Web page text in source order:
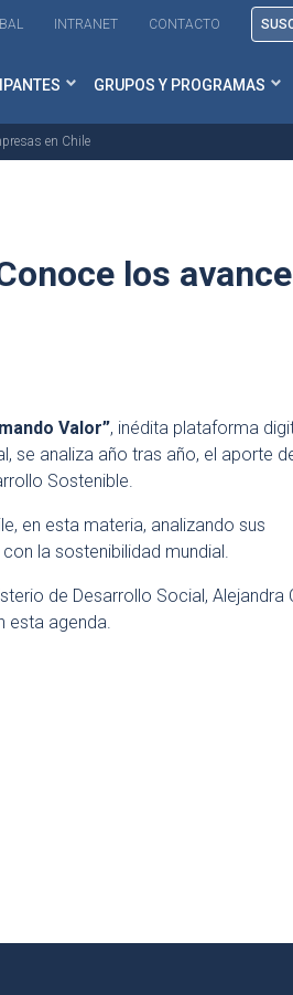
INTRANET CONTACTO
GRUPOS Y PROGRAMAS
en Chile
los
Valor”, inédita plataforma
se analiza año tras año, el aporte
Sostenible.
en esta materia, analizando sus
la sostenibilidad mundial.
de Desarrollo Social, Alejandra
esta agenda.